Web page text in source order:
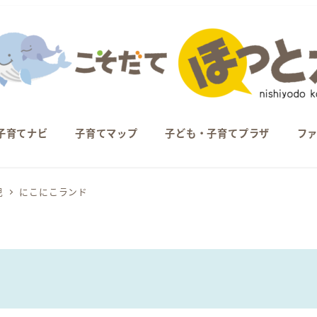
育てナビ 子育てマップ 子ども・子育てプラザ フ
にこにこランド